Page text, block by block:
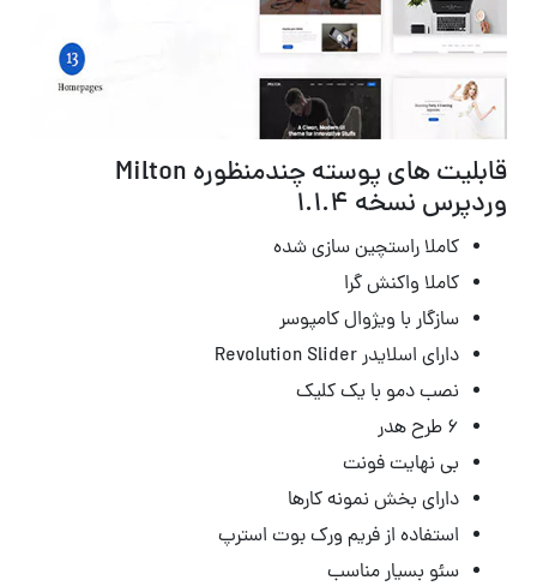
قابلیت های پوسته چندمنظوره Milton
وردپرس نسخه 1.1.4
کاملا راستچین سازی شده
کاملا واکنش گرا
سازگار با ویژوال کامپوسر
دارای اسلایدر Revolution Slider
نصب دمو با یک کلیک
۶ طرح هدر
بی نهایت فونت
دارای بخش نمونه کارها
استفاده از فریم ورک بوت استرپ
سئو بسیار مناسب